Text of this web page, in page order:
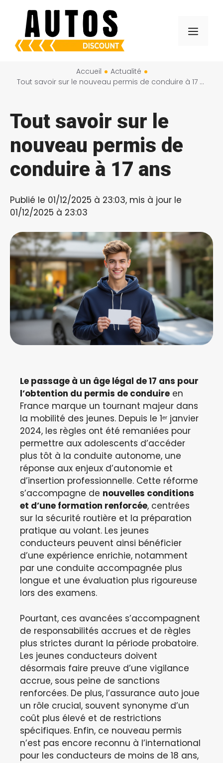
contenu
Menu
Accueil
Actualité
Tout savoir sur le nouveau permis de conduire à 17 ans
Tout savoir sur le
nouveau permis de
conduire à 17 ans
Publié le 01/12/2025 à 23:03, mis à jour le
01/12/2025 à 23:03
Le passage à un âge légal de 17 ans pour
l’obtention du permis de conduire en
France marque un tournant majeur dans
la mobilité des jeunes. Depuis le 1ᵉʳ janvier
2024, les règles ont été remaniées pour
permettre aux adolescents d’accéder
plus tôt à la conduite autonome, une
réponse aux enjeux d’autonomie et
d’insertion professionnelle. Cette réforme
s’accompagne de nouvelles conditions
et d’une formation renforcée, centrées
sur la sécurité routière et la préparation
pratique au volant. Les jeunes
conducteurs peuvent ainsi bénéficier
d’une expérience enrichie, notamment
par une conduite accompagnée plus
longue et une évaluation plus rigoureuse
lors des examens.
Pourtant, ces avancées s’accompagnent
de responsabilités accrues et de règles
plus strictes durant la période probatoire.
Les jeunes conducteurs doivent
désormais faire preuve d’une vigilance
accrue, sous peine de sanctions
renforcées. De plus, l’assurance auto joue
un rôle crucial, souvent synonyme d’un
coût plus élevé et de restrictions
spécifiques. Enfin, ce nouveau permis
n’est pas encore reconnu à l’international
pour les conducteurs de moins de 18 ans,